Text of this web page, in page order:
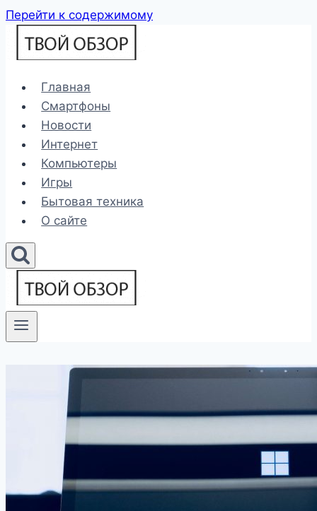
Перейти к содержимому
Главная
Смартфоны
Новости
Интернет
Компьютеры
Игры
Бытовая техника
О сайте